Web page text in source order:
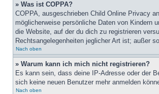
» Was ist COPPA?
COPPA, ausgeschrieben Child Online Privacy
möglicherweise persönliche Daten von Kindern
die Website, auf der du dich zu registrieren
Rechtsangelegenheiten jeglicher Art ist; außer
Nach oben
» Warum kann ich mich nicht registrieren?
Es kann sein, dass deine IP-Adresse oder der
sich keine neuen Benutzer mehr anmelden
Nach oben